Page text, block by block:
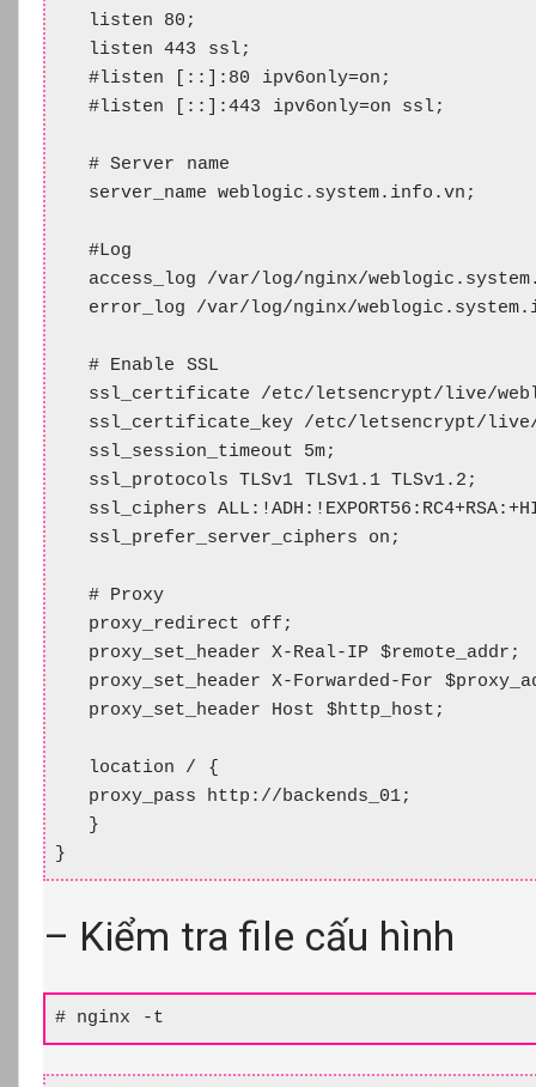
   listen 80;
   listen 443 ssl;
   #listen [::]:80 ipv6only=on;
   #listen [::]:443 ipv6only=on ssl;
   # Server name
   server_name weblogic.system.info.vn;
   #Log
access_log /var/log/nginx/
error_log /var/log/nginx/
   # Enable SSL
ssl_certificate /etc/letsencrypt/live/
ssl_certificate_key /etc/letsencrypt/
   ssl_session_timeout 5m;
   ssl_protocols TLSv1 TLSv1.1 TLSv1.2;
ssl_ciphers
   ssl_prefer_server_ciphers on;
   # Proxy
   proxy_redirect off;
   proxy_set_header X-Real-IP $remote_addr;
proxy_set_header X-Forwarded-For
   proxy_set_header Host $http_host;
   location / {
   proxy_pass http://backends_01;
   }
}
– Kiểm tra file cấu hình
# nginx -t